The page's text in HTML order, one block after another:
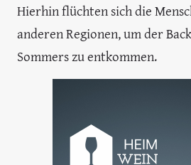
Hierhin flüchten sich die
anderen Regionen, um der
Sommers zu entkommen.